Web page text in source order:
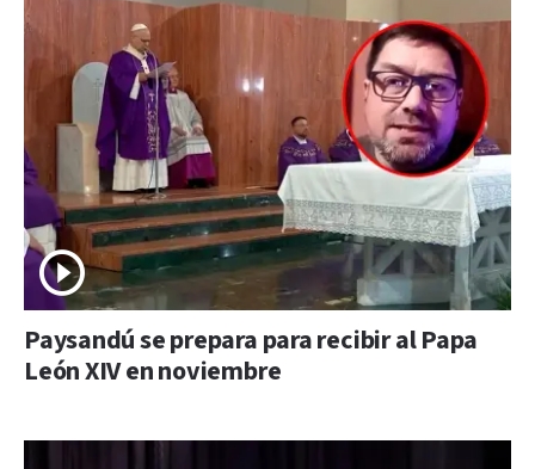
Paysandú se prepara para recibir al Papa
León XIV en noviembre